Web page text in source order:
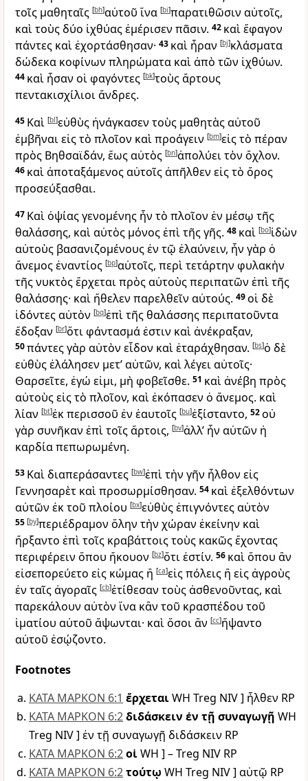
τοῖς μαθηταῖς [bh]αὐτοῦ ἵνα [bi]παρατιθῶσιν αὐτοῖς,
καὶ τοὺς δύο ἰχθύας ἐμέρισεν πᾶσιν. 42 καὶ ἔφαγον
πάντες καὶ ἐχορτάσθησαν· 43 καὶ ἦραν [bj]κλάσματα
δώδεκα κοφίνων πληρώματα καὶ ἀπὸ τῶν ἰχθύων.
44 καὶ ἦσαν οἱ φαγόντες [bk]τοὺς ἄρτους
πεντακισχίλιοι ἄνδρες.
45 Καὶ [bl]εὐθὺς ἠνάγκασεν τοὺς μαθητὰς αὐτοῦ
ἐμβῆναι εἰς τὸ πλοῖον καὶ προάγειν [bm]εἰς τὸ πέραν
πρὸς Βηθσαϊδάν, ἕως αὐτὸς [bn]ἀπολύει τὸν ὄχλον.
46 καὶ ἀποταξάμενος αὐτοῖς ἀπῆλθεν εἰς τὸ ὄρος
προσεύξασθαι.
47 Καὶ ὀψίας γενομένης ἦν τὸ πλοῖον ἐν μέσῳ τῆς
θαλάσσης, καὶ αὐτὸς μόνος ἐπὶ τῆς γῆς. 48 καὶ [bo]ἰδὼν
αὐτοὺς βασανιζομένους ἐν τῷ ἐλαύνειν, ἦν γὰρ ὁ
ἄνεμος ἐναντίος [bp]αὐτοῖς, περὶ τετάρτην φυλακὴν
τῆς νυκτὸς ἔρχεται πρὸς αὐτοὺς περιπατῶν ἐπὶ τῆς
θαλάσσης· καὶ ἤθελεν παρελθεῖν αὐτούς. 49οἱ δὲ
ἰδόντες αὐτὸν [bq]ἐπὶ τῆς θαλάσσης περιπατοῦντα
ἔδοξαν [br]ὅτι φάντασμά ἐστιν καὶ ἀνέκραξαν,
50πάντες γὰρ αὐτὸν εἶδον καὶ ἐταράχθησαν. [bs]ὁ δὲ
εὐθὺς ἐλάλησεν μετ’ αὐτῶν, καὶ λέγει αὐτοῖς·
Θαρσεῖτε, ἐγώ εἰμι, μὴ φοβεῖσθε. 51 καὶ ἀνέβη πρὸς
αὐτοὺς εἰς τὸ πλοῖον, καὶ ἐκόπασεν ὁ ἄνεμος. καὶ
λίαν [bt]ἐκ περισσοῦ ἐν ἑαυτοῖς [bu]ἐξίσταντο, 52οὐ
γὰρ συνῆκαν ἐπὶ τοῖς ἄρτοις, [bv]ἀλλ’ ἦν αὐτῶν ἡ
καρδία πεπωρωμένη.
53 Καὶ διαπεράσαντες [bw]ἐπὶ τὴν γῆν ἦλθον εἰς
Γεννησαρὲτ καὶ προσωρμίσθησαν. 54 καὶ ἐξελθόντων
αὐτῶν ἐκ τοῦ πλοίου [bx]εὐθὺς ἐπιγνόντες αὐτὸν
55 [by]περιέδραμον ὅλην τὴν χώραν ἐκείνην καὶ
ἤρξαντο ἐπὶ τοῖς κραβάττοις τοὺς κακῶς ἔχοντας
περιφέρειν ὅπου ἤκουον [bz]ὅτι ἐστίν. 56 καὶ ὅπου ἂν
εἰσεπορεύετο εἰς κώμας ἢ [ca]εἰς πόλεις ἢ εἰς ἀγροὺς
ἐν ταῖς ἀγοραῖς [cb]ἐτίθεσαν τοὺς ἀσθενοῦντας, καὶ
παρεκάλουν αὐτὸν ἵνα κἂν τοῦ κρασπέδου τοῦ
ἱματίου αὐτοῦ ἅψωνται· καὶ ὅσοι ἂν [cc]ἥψαντο
αὐτοῦ ἐσῴζοντο.
Footnotes
ΚΑΤΑ ΜΑΡΚΟΝ 6:1 ἔρχεταιWH Treg NIV ] ἦλθεν RP
ΚΑΤΑ ΜΑΡΚΟΝ 6:2διδάσκειν ἐν τῇ συναγωγῇ WH
Treg NIV ] ἐν τῇ συναγωγῇ διδάσκειν RP
ΚΑΤΑ ΜΑΡΚΟΝ 6:2οἱWH ] – Treg NIV RP
ΚΑΤΑ ΜΑΡΚΟΝ 6:2τούτῳ WH Treg NIV ] αὐτῷ RP